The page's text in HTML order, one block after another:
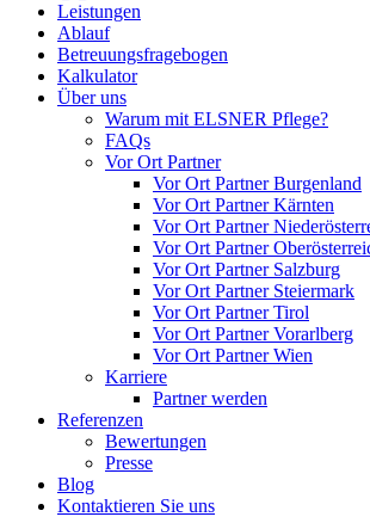
Leistungen
Ablauf
Betreuungsfragebogen
Kalkulator
Über uns
Warum mit ELSNER Pflege?
FAQs
Vor Ort Partner
Vor Ort Partner Burgenland
Vor Ort Partner Kärnten
Vor Ort Partner
Vor Ort Partner
Vor Ort Partner Salzburg
Vor Ort Partner Steiermark
Vor Ort Partner Tirol
Vor Ort Partner Vorarlberg
Vor Ort Partner Wien
Karriere
Partner werden
Referenzen
Bewertungen
Presse
Blog
Kontaktieren Sie uns